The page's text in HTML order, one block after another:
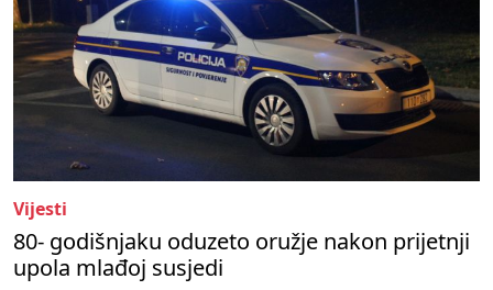
Vijesti
80- godišnjaku oduzeto oružje nakon prijetnji
upola mlađoj susjedi